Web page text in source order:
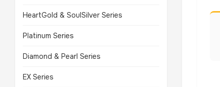
HeartGold & SoulSilver Series
Platinum Series
Diamond & Pearl Series
EX Series